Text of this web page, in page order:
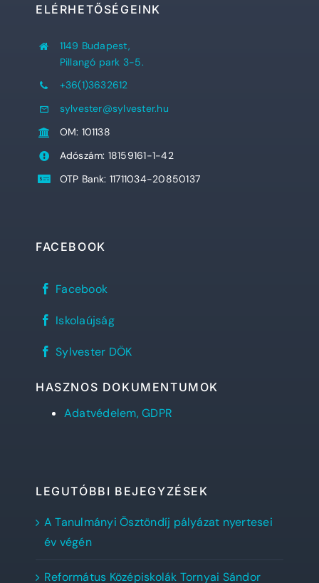
ELÉRHETŐSÉGEINK
1149 Budapest,
Pillangó park 3-5.
+36(1)3632612
sylvester@sylvester.hu
OM: 101138
Adószám: 18159161-1-42
OTP Bank: 11711034-20850137
FACEBOOK
Sylvester
János
Gimnázium
facebook
Facebook
REFlex,
diáklapja
Iskolaújság
Sylvester
DÖK
oldala
Sylvester DÖK
HASZNOS DOKUMENTUMOK
Adatvédelem, GDPR
LEGUTÓBBI BEJEGYZÉSEK
A Tanulmányi Ösztöndíj pályázat nyertesei
év végén
Református Középiskolák Tornyai Sándor